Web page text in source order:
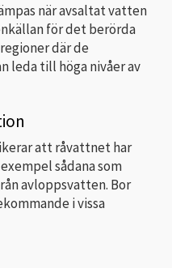
när avsaltat vatten
för det berörda
där de
leda till höga nivåer av
att råvattnet har
sådana som
avloppsvatten. Bor
i vissa